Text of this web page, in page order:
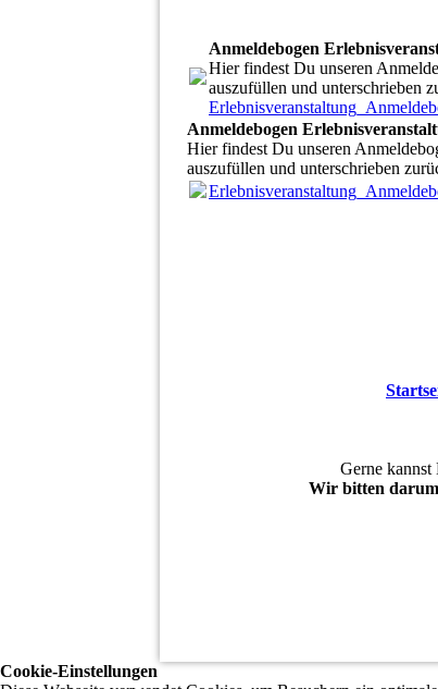
Anmeldebogen
Hier findest Du unseren
auszufüllen und unterschrieben
Anmeldebogen
Hier findest Du unseren
auszufüllen und unterschrieben
Gerne kannst
Wir bitten
Cookie-Einstellungen